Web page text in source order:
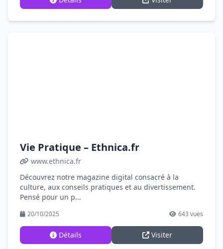
Vie Pratique – Ethnica.fr
www.ethnica.fr
Découvrez notre magazine digital consacré à la
culture, aux conseils pratiques et au divertissement.
Pensé pour un p...
20/10/2025 643 vues
Détails Visiter